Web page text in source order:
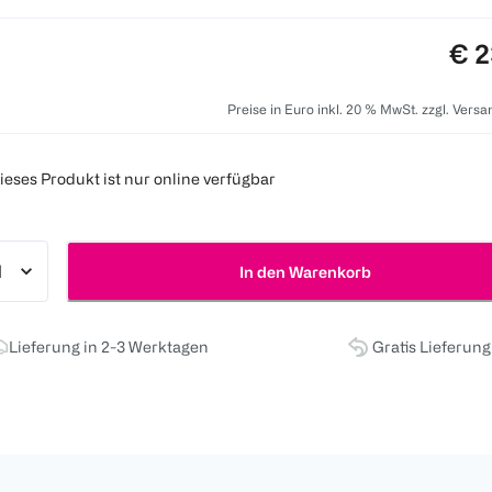
€
Preise in Euro inkl. 20 % MwSt. zzgl.
Produkt ist nur online verfügbar
In den Warenkorb
Lieferung in 2-3 Werktagen Gratis